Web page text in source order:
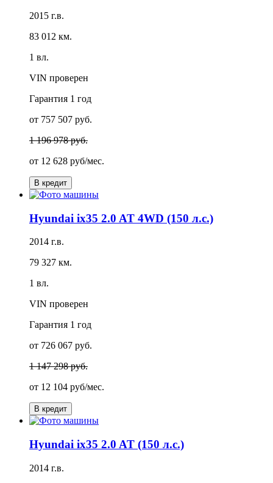
2015 г.в.
83 012 км.
1 вл.
VIN проверен
Гарантия 1 год
от 757 507 руб.
1 196 978 руб.
от 12 628 руб/мес.
В кредит
Hyundai ix35 2.0 AT 4WD (150 л.с.)
2014 г.в.
79 327 км.
1 вл.
VIN проверен
Гарантия 1 год
от 726 067 руб.
1 147 298 руб.
от 12 104 руб/мес.
В кредит
Hyundai ix35 2.0 AT (150 л.с.)
2014 г.в.